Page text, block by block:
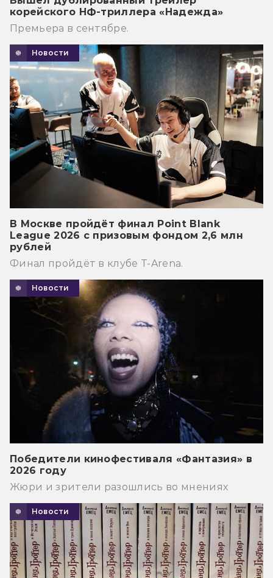
корейского НФ-триллера «Надежда»
Премьера в сентябре.
Новости
В Москве пройдёт финал Point Blank
League 2026 с призовым фондом 2,6 млн
рублей
Финал пройдёт в клубе T-Arena.
Новости
Победители кинофестиваля «Фантазия» в
2026 году
Жюри и зрители разошлись во мнениях
Новости